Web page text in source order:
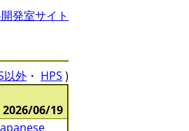
発室サイト
以外 ・ HPS )
06/19